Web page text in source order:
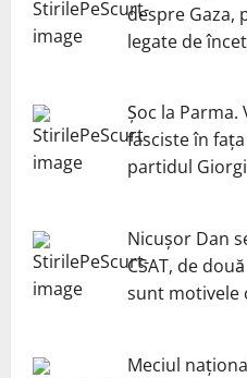
despre Gaza,
legate de
Șoc la Parma.
fasciste în
partidul
Nicuşor Dan
CSAT, de
sunt motivele
Meciul